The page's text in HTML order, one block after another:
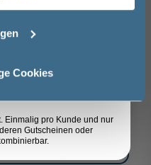
Cookies
SeriePelipal
(1)
Einmalig pro Kunde und nur
Gutscheinen oder